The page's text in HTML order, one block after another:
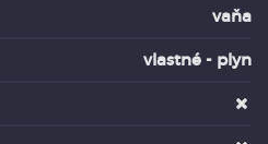
vaňa
vlastné - plyn